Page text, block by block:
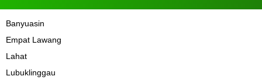
Banyuasin
Empat Lawang
Lahat
Lubuklinggau